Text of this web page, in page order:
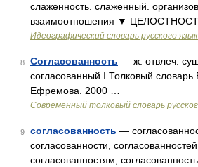
слаженность. слаженный.
взаимоотношения ▼
Идеографический словарь русского
8 Согласованность — ж. отвлеч.
согласованный I Толковый
Ефремова. 2000 …
Современный толковый словарь
9 согласованность —
согласованности,
согласованностям,